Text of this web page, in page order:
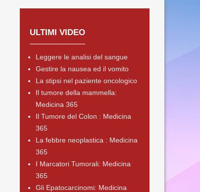
ULTIMI VIDEO
Leggere le analisi del sangue
Gestire la nausea ed il vomito
La stipsi nel paziente oncologico
Il tumore della mammella:
Medicina 365
Il Tumore del Colon : Medicina
365
La febbre neoplastica : Medicina
365
I Marcatori Tumorali: Medicina
365
Gli Epatocarcinomi: Medicina